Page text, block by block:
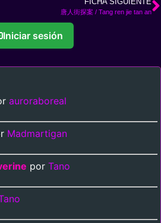
唐人街探案 / Tang ren jie tan an
Iniciar sesión
auroraboreal
Madmartigan
por Tano